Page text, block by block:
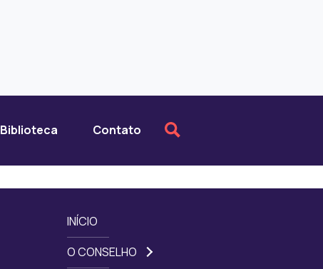
Biblioteca Contato
INÍCIO
O CONSELHO